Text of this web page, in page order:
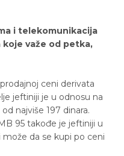
i telekomunikacija
važe od petka,
ceni derivata
jeftiniji je u odnosu na
najviše 197 dinara.
95 takođe je jeftiniji u
da se kupi po ceni